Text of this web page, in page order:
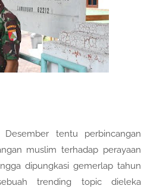
tentu perbincangan
muslim terhadap perayaan
dipungkasi gemerlap tahun
trending topic dieleka